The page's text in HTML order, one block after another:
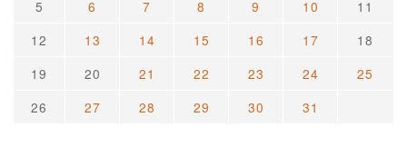
5
6 7 8 9 10
11
12
13 14 15 16 17
18
19
20 21 22 23 24
25
26
27 28 29 30 31